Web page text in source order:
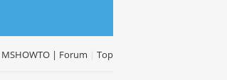
MSHOWTO | Forum | Top